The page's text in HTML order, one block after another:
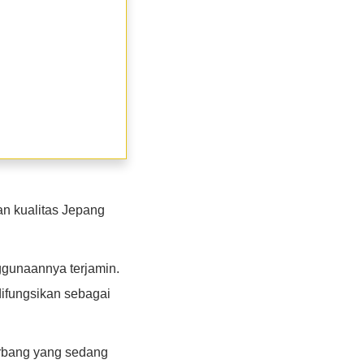
kualitas Jepang
terjamin.
sebagai
yang sedang